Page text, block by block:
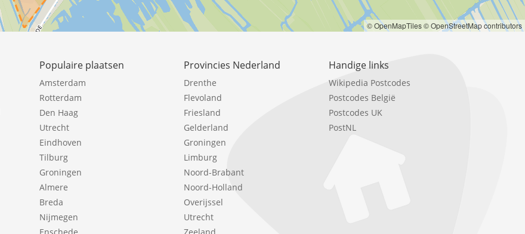
© OpenMapTiles© OpenStreetMap contributors
Populaire plaatsen
Amsterdam
Rotterdam
Den Haag
Utrecht
Eindhoven
Tilburg
Groningen
Almere
Breda
Nijmegen
Provincies Nederland
Drenthe
Flevoland
Friesland
Gelderland
Groningen
Limburg
Noord-Brabant
Noord-Holland
Overijssel
Utrecht
Handige links
Wikipedia Postcodes
Postcodes België
Postcodes UK
PostNL